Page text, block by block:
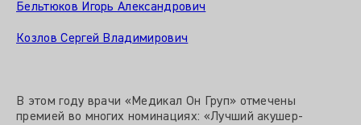
Бельтюков Игорь Александрович
Козлов Сергей Владимирович
В этом году врачи «Медикал Он Груп» отмечены
премией во многих номинациях: «Лучший акушер-